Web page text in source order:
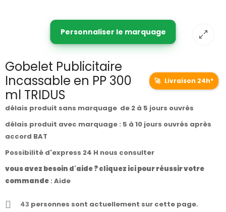
Personnaliser le marquage
Gobelet Publicitaire
Incassable en PP 300
ml TRIDUS
🚀 Livraison 24h*
délais produit sans marquage de 2 à 5 jours ouvrés
délais produit avec marquage : 5 à 10 jours ouvrés après
accord BAT
Possibilité d'express 24 H nous consulter
vous avez besoin d'aide ? cliquez ici pour réussir votre
commande : Aide
43 personnes sont actuellement sur cette page.